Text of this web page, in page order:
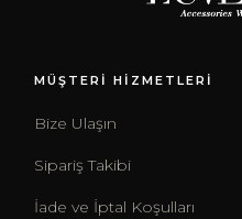
MÜŞTERİ HİZMETLERİ
Bize Ulaşın
Sipariş Takibi
İade ve İptal Koşulları